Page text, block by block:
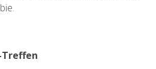
Treffen